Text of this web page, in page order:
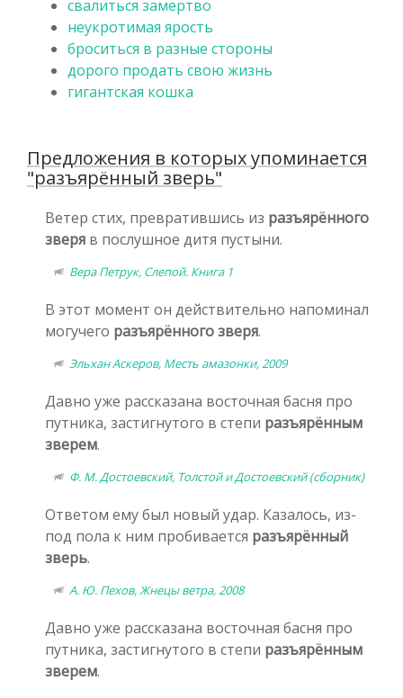
свалиться замертво
неукротимая ярость
броситься в разные стороны
дорого продать свою жизнь
гигантская кошка
Предложения в которых упоминается
"разъярённый зверь"
Ветер стих, превратившись из разъярённого
зверя в послушное дитя пустыни.
Вера Петрук, Слепой. Книга 1
В этот момент он действительно напоминал
могучего разъярённого зверя.
Эльхан Аскеров, Месть амазонки, 2009
Давно уже рассказана восточная басня про
путника, застигнутого в степи разъярённым
зверем.
Ф. М. Достоевский, Толстой и Достоевский (сборник)
Ответом ему был новый удар. Казалось, из-
под пола к ним пробивается разъярённый
зверь.
А. Ю. Пехов, Жнецы ветра, 2008
Давно уже рассказана восточная басня про
путника, застигнутого в степи разъярённым
зверем.